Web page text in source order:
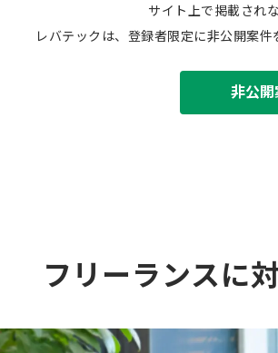
サイト上で掲載され
レバテックは、登録者限定に非公開案
非公
フリーランスに